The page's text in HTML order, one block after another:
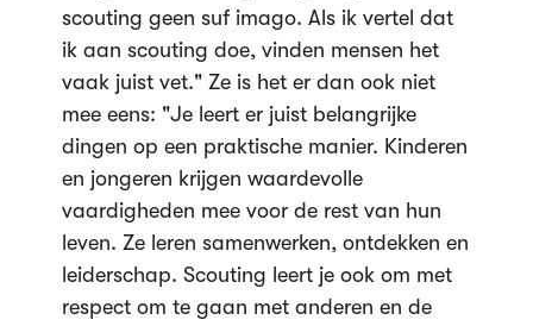
scouting geen suf imago. Als ik vertel dat
ik aan scouting doe, vinden mensen het
vaak juist vet." Ze is het er dan ook niet
mee eens: "Je leert er juist belangrijke
dingen op een praktische manier. Kinderen
en jongeren krijgen waardevolle
vaardigheden mee voor de rest van hun
leven. Ze leren samenwerken, ontdekken en
leiderschap. Scouting leert je ook om met
respect om te gaan met anderen en de